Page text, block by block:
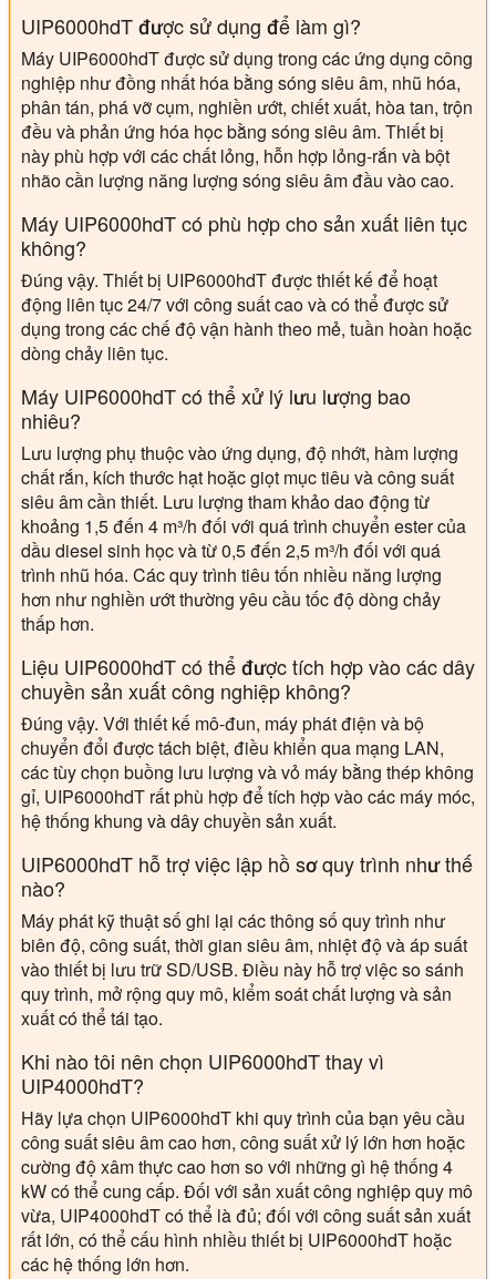
UIP6000hdT được sử dụng để làm gì?
Máy UIP6000hdT được sử dụng trong các ứng dụng công
nghiệp như đồng nhất hóa bằng sóng siêu âm, nhũ hóa,
phân tán, phá vỡ cụm, nghiền ướt, chiết xuất, hòa tan, trộn
đều và phản ứng hóa học bằng sóng siêu âm. Thiết bị
này phù hợp với các chất lỏng, hỗn hợp lỏng-rắn và bột
nhão cần lượng năng lượng sóng siêu âm đầu vào cao.
Máy UIP6000hdT có phù hợp cho sản xuất liên tục
không?
Đúng vậy. Thiết bị UIP6000hdT được thiết kế để hoạt
động liên tục 24/7 với công suất cao và có thể được sử
dụng trong các chế độ vận hành theo mẻ, tuần hoàn hoặc
dòng chảy liên tục.
Máy UIP6000hdT có thể xử lý lưu lượng bao
nhiêu?
Lưu lượng phụ thuộc vào ứng dụng, độ nhớt, hàm lượng
chất rắn, kích thước hạt hoặc giọt mục tiêu và công suất
siêu âm cần thiết. Lưu lượng tham khảo dao động từ
khoảng 1,5 đến 4 m³/h đối với quá trình chuyển ester của
dầu diesel sinh học và từ 0,5 đến 2,5 m³/h đối với quá
trình nhũ hóa. Các quy trình tiêu tốn nhiều năng lượng
hơn như nghiền ướt thường yêu cầu tốc độ dòng chảy
thấp hơn.
Liệu UIP6000hdT có thể được tích hợp vào các dây
chuyền sản xuất công nghiệp không?
Đúng vậy. Với thiết kế mô-đun, máy phát điện và bộ
chuyển đổi được tách biệt, điều khiển qua mạng LAN,
các tùy chọn buồng lưu lượng và vỏ máy bằng thép không
gỉ, UIP6000hdT rất phù hợp để tích hợp vào các máy móc,
hệ thống khung và dây chuyền sản xuất.
UIP6000hdT hỗ trợ việc lập hồ sơ quy trình như thế
nào?
Máy phát kỹ thuật số ghi lại các thông số quy trình như
biên độ, công suất, thời gian siêu âm, nhiệt độ và áp suất
vào thiết bị lưu trữ SD/USB. Điều này hỗ trợ việc so sánh
quy trình, mở rộng quy mô, kiểm soát chất lượng và sản
xuất có thể tái tạo.
Khi nào tôi nên chọn UIP6000hdT thay vì
UIP4000hdT?
Hãy lựa chọn UIP6000hdT khi quy trình của bạn yêu cầu
công suất siêu âm cao hơn, công suất xử lý lớn hơn hoặc
cường độ xâm thực cao hơn so với những gì hệ thống 4
kW có thể cung cấp. Đối với sản xuất công nghiệp quy mô
vừa, UIP4000hdT có thể là đủ; đối với công suất sản xuất
rất lớn, có thể cấu hình nhiều thiết bị UIP6000hdT hoặc
các hệ thống lớn hơn.